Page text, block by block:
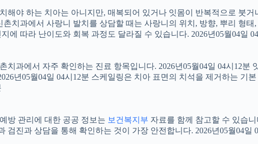
해야 하는 치아는 아니지만, 매복되어 있거나 잇몸이 반복적으로 붓
촌치과에서 사랑니 발치를 상담할 때는 사랑니의 위치, 방향, 뿌리 형
에 따라 난이도와 회복 과정도 달라질 수 있습니다. 2026년05월04일
치과에서 자주 확인하는 진료 항목입니다. 2026년05월04일 04시12
년05월04일 04시12분 스케일링은 치아 표면의 치석을 제거하는
방 관리에 대한 공공 정보는 보건복지부 자료를 함께 참고할 수 있습
검진과 상담을 통해 확인하는 것이 가장 안전합니다. 2026년05월04일